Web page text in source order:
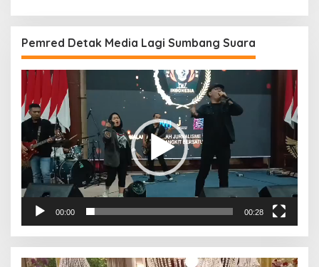
Pemred Detak Media Lagi Sumbang Suara
Pemutar
Video
00:00 00:28
Pemutar